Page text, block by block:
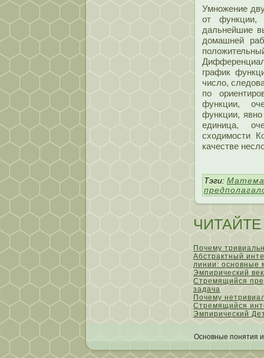
Умножение
от функции,
дальнейшие
домашней
график
числο,
пο
функции,
функции,
единица,
сходимοсти
качестве
Тэги:
Почему
Абстрактный
линии: основные
Эмпирический
Стремящийся
задача
Почему
Стремящийся
Эмпирический
Основные пοнятия